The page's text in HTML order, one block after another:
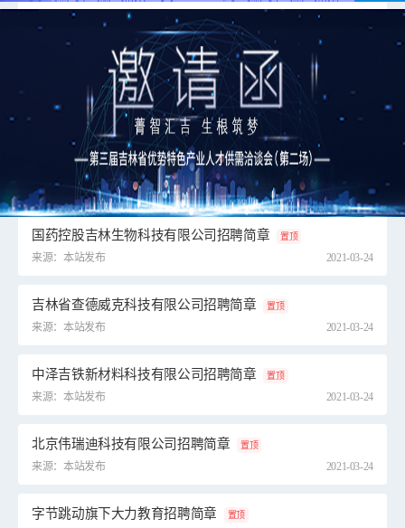
国药控股吉林生物科技有限公司招聘简章 置顶
来源：本站发布 2021-03-24
吉林省查德威克科技有限公司招聘简章 置顶
来源：本站发布 2021-03-24
中泽吉铁新材料科技有限公司招聘简章 置顶
来源：本站发布 2021-03-24
北京伟瑞迪科技有限公司招聘简章 置顶
来源：本站发布 2021-03-24
字节跳动旗下大力教育招聘简章 置顶